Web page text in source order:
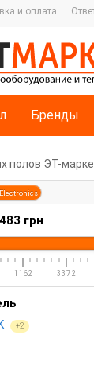
и оплата
Бренды
полов ЭТ-
Electronics
грн
1162 3372
+2